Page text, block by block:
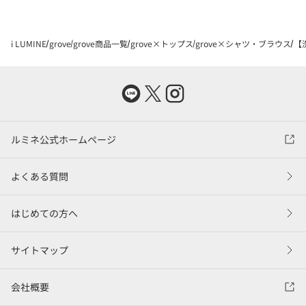
i LUMINE grove grove商品一覧 grove×トップス grove×シャツ・ブラウス 【
ルミネ公式ホームページ
よくある質問
はじめての方へ
サイトマップ
会社概要